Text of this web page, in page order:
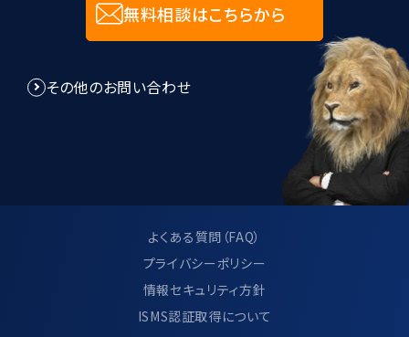
無料相談はこちらから
その他のお問い合わせ
よくある質問（FAQ）
プライバシーポリシー
情報セキュリティ方針
ISMS認証取得について